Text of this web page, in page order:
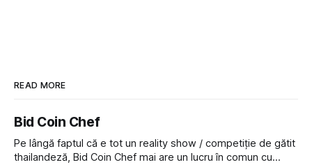
READ MORE
Bid Coin Chef
Pe lângă faptul că e tot un reality show / competiție de gătit
thailandeză, Bid Coin Chef mai are un lucru în comun cu